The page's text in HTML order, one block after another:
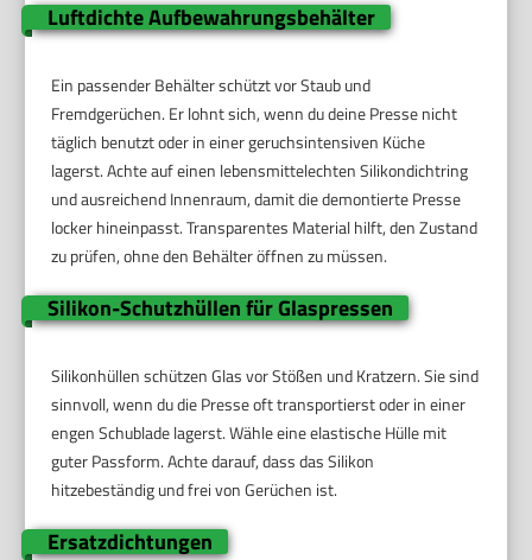
Luftdichte Aufbewahrungsbehälter
Ein passender Behälter schützt vor Staub und
Fremdgerüchen. Er lohnt sich, wenn du deine Presse nicht
täglich benutzt oder in einer geruchsintensiven Küche
lagerst. Achte auf einen lebensmittelechten Silikondichtring
und ausreichend Innenraum, damit die demontierte Presse
locker hineinpasst. Transparentes Material hilft, den Zustand
zu prüfen, ohne den Behälter öffnen zu müssen.
Silikon-Schutzhüllen für Glaspressen
Silikonhüllen schützen Glas vor Stößen und Kratzern. Sie sind
sinnvoll, wenn du die Presse oft transportierst oder in einer
engen Schublade lagerst. Wähle eine elastische Hülle mit
guter Passform. Achte darauf, dass das Silikon
hitzebeständig und frei von Gerüchen ist.
Ersatzdichtungen